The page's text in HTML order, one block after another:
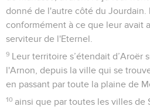
donné de l'autre côté du Jourdain.
conformément à ce que leur avait
serviteur de l'Eternel.
9 Leur territoire s’étendait d’Aroër
l'Arnon, depuis la ville qui se
en passant par toute la plaine de
10 ainsi que par toutes les villes de